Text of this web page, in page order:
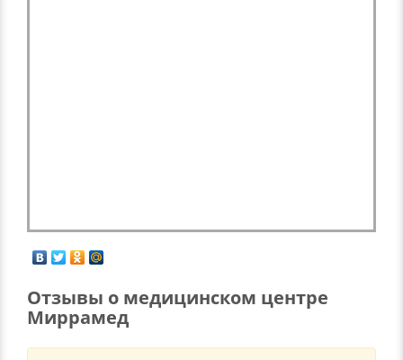
Отзывы о медицинском центре
Миррамед